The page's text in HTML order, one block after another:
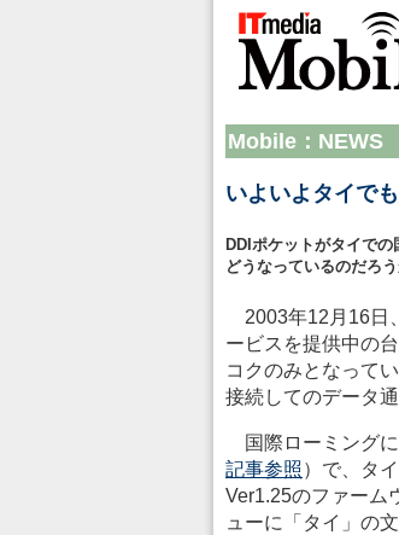
Mobile：NEWS
いよいよタイで
DDIポケットがタイで
どうなっているのだろう
2003年12月16日
ービスを提供中の
コクのみとなって
接続してのデータ
国際ローミング
記事参照）で、タ
Ver1.25のファーム
ューに「タイ」の